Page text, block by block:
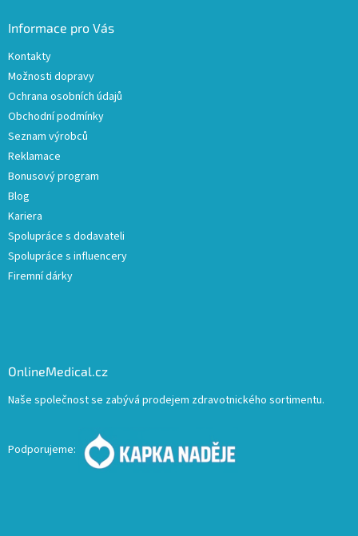
Informace pro Vás
Kontakty
Možnosti dopravy
Ochrana osobních údajů
Obchodní podmínky
Seznam výrobců
Reklamace
Bonusový program
Blog
Kariera
Spolupráce s dodavateli
Spolupráce s influencery
Firemní dárky
OnlineMedical.cz
Naše společnost se zabývá prodejem zdravotnického sortimentu.
Podporujeme: